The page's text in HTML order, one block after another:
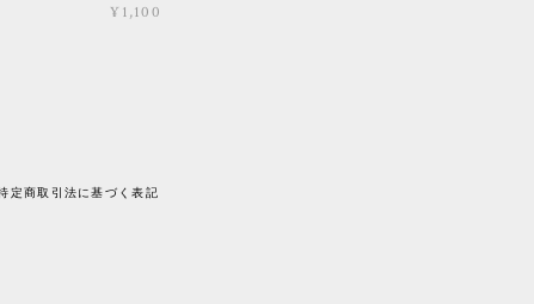
¥1,100
定商取引法に基づく表記